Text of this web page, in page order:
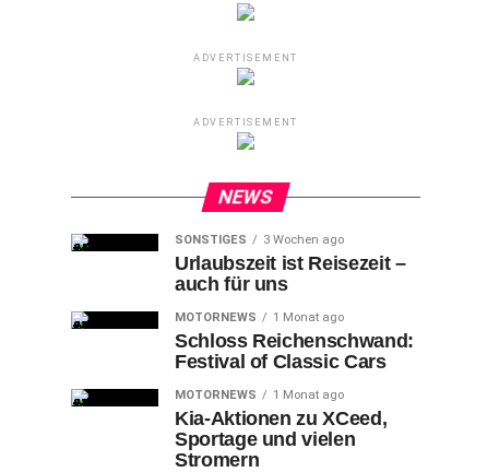
ADVERTISEMENT
ADVERTISEMENT
NEWS
SONSTIGES 3 Wochen ago
Urlaubszeit ist Reisezeit –
auch für uns
MOTORNEWS 1 Monat ago
Schloss Reichenschwand:
Festival of Classic Cars
MOTORNEWS 1 Monat ago
Kia-Aktionen zu XCeed,
Sportage und vielen
Stromern